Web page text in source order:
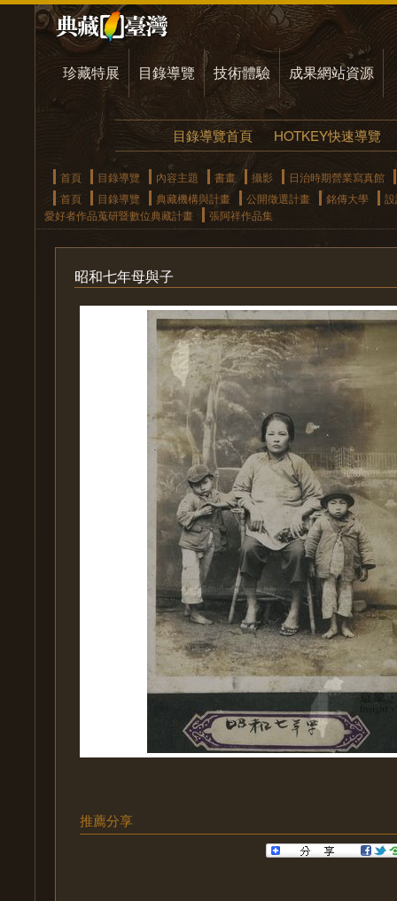
珍藏特展 目錄導覽 技術體驗 成果網站資源
目錄導覽首頁 HOTKEY快速導覽
首頁 目錄導覽 內容主題 書畫 攝影
日治時期營業寫真館
首頁
目錄導覽 典藏機構與計畫 公開徵選計畫 銘傳大學
愛好者作品蒐研暨數位典藏計畫
張阿祥作品集
昭和七年母與子
推薦分享